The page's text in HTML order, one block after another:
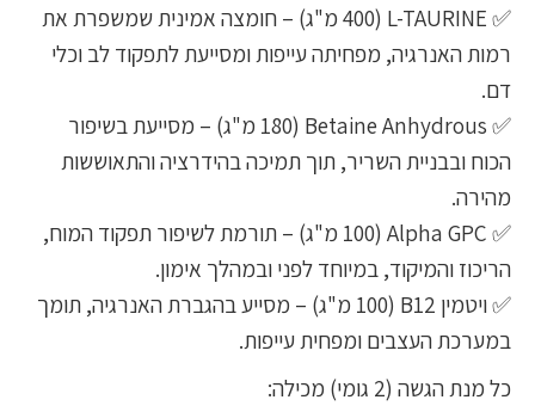
✅ L-TAURINE (400 מ"ג) – חומצה אמינית שמשפרת את
רמות האנרגיה, מפחיתה עייפות ומסייעת לתפקוד לב וכלי
דם.
✅ Betaine Anhydrous (180 מ"ג) – מסייעת בשיפור
הכוח ובבניית השריר, תוך תמיכה בהידרציה והתאוששות
מהירה.
✅ Alpha GPC (100 מ"ג) – תורמת לשיפור תפקוד המוח,
הריכוז והמיקוד, במיוחד לפני ובמהלך אימון.
✅ ויטמין B12 (100 מ"ג) – מסייע בהגברת האנרגיה, תומך
במערכת העצבים ומפחית עייפות.
כל מנת הגשה (2 גומי) מכילה: